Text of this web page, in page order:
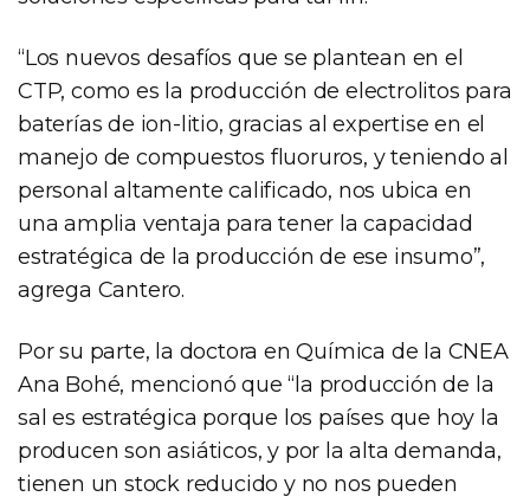
“Los nuevos desafíos que se plantean en el
CTP, como es la producción de electrolitos para
baterías de ion-litio, gracias al expertise en el
manejo de compuestos fluoruros, y teniendo al
personal altamente calificado, nos ubica en
una amplia ventaja para tener la capacidad
estratégica de la producción de ese insumo”,
agrega Cantero.
Por su parte, la doctora en Química de la CNEA
Ana Bohé, mencionó que “la producción de la
sal es estratégica porque los países que hoy la
producen son asiáticos, y por la alta demanda,
tienen un stock reducido y no nos pueden